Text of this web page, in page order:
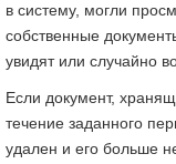
в систему, могли
собственные
увидят или случайно
Если документ,
течение заданного
удален и его больше